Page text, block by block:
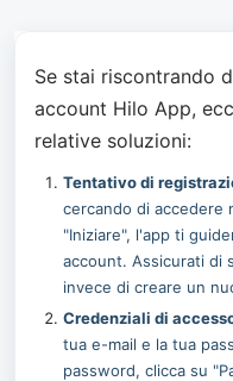
Se stai riscontrando
account Hilo App,
relative soluzioni:
Tentativo di
cercando di accedere
"Iniziare", l'app ti
account. Assicurati di
invece di creare un
Credenziali di
tua e-mail e la tua
password, clicca su